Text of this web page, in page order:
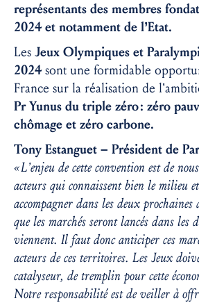
représentants des membres
2024 et notamment de l’Etat.
Les Jeux Olympiques et
2024sont une formidable
France sur la réalisation de
Pr Yunus du triple zéro : zéro
chômage et zéro carbone.
Tony Estanguet – Président de
« L’enjeu de cette convention est de
acteurs qui connaissent bien le milieu
accompagner dans les deux prochaines
que les marchés seront lancés dans
viennent. Il faut donc anticiper ces
acteurs de ces territoires. Les Jeux
catalyseur, de tremplin pour cette
Notre responsabilité est de veiller à